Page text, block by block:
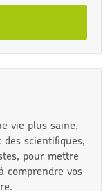
vie plus saine.
scientifiques,
pour mettre
comprendre vos